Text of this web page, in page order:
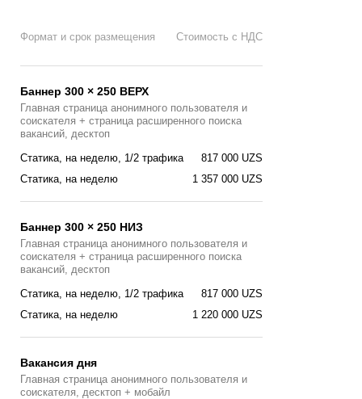
Формат и срок размещения Стоимость с НДС
Баннер 300 × 250 ВЕРХ
Главная страница анонимного пользователя и
соискателя + страница расширенного поиска
вакансий, десктоп
817 000 UZS
Статика, на неделю, 1/2 трафика
1 357 000 UZS
Статика, на неделю
Баннер 300 × 250 НИЗ
Главная страница анонимного пользователя и
соискателя + страница расширенного поиска
вакансий, десктоп
817 000 UZS
Статика, на неделю, 1/2 трафика
1 220 000 UZS
Статика, на неделю
Вакансия дня
Главная страницa анонимного пользователя и
соискателя, десктоп + мобайл